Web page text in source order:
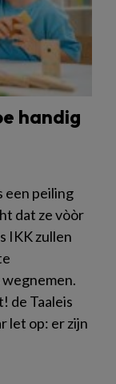
handig
een peiling
dat ze vòòr
IKK zullen
de Taaleis
let op: er zijn